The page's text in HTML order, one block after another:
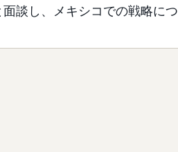
談し、メキシコでの戦略につ